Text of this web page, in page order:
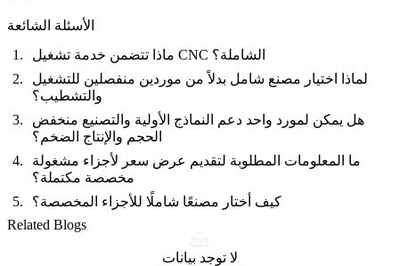
الأسئلة الشائعة
ماذا تتضمن خدمة تشغيل CNC الشاملة؟
لماذا اختيار مصنع شامل بدلاً من موردين منفصلين للتشغيل
والتشطيب؟
هل يمكن لمورد واحد دعم النماذج الأولية والتصنيع منخفض
الحجم والإنتاج الضخم؟
ما المعلومات المطلوبة لتقديم عرض سعر لأجزاء مشغولة
مخصصة مكتملة؟
كيف أختار مصنعًا شاملًا للأجزاء المخصصة؟
Related Blogs
لا توجد بيانات